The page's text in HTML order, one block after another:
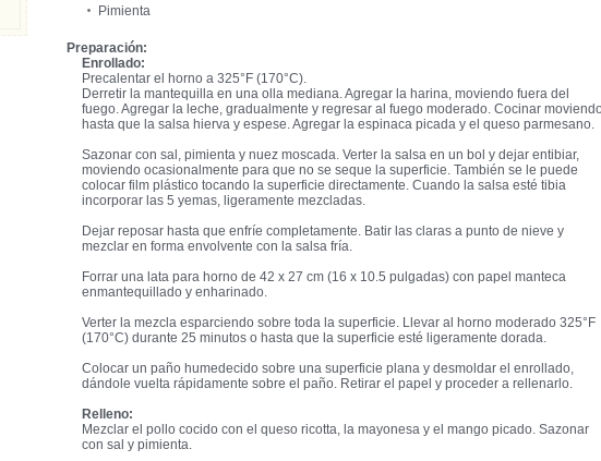
Pimienta
Preparación:
Enrollado:
Precalentar el horno a 325°F (170°C).
Derretir la mantequilla en una olla mediana. Agregar la harina, moviendo fuera del
fuego. Agregar la leche, gradualmente y regresar al fuego moderado. Cocinar
hasta que la salsa hierva y espese. Agregar la espinaca picada y el queso parmesano.
Sazonar con sal, pimienta y nuez moscada. Verter la salsa en un bol y dejar entibiar,
moviendo ocasionalmente para que no se seque la superficie. También se le puede
colocar film plástico tocando la superficie directamente. Cuando la salsa esté tibia
incorporar las 5 yemas, ligeramente mezcladas.
Dejar reposar hasta que enfríe completamente. Batir las claras a punto de nieve y
mezclar en forma envolvente con la salsa fría.
Forrar una lata para horno de 42 x 27 cm (16 x 10.5 pulgadas) con papel manteca
enmantequillado y enharinado.
Verter la mezcla esparciendo sobre toda la superficie. Llevar al horno moderado 325°F
(170°C) durante 25 minutos o hasta que la superficie esté ligeramente dorada.
Colocar un paño humedecido sobre una superficie plana y desmoldar el enrollado,
dándole vuelta rápidamente sobre el paño. Retirar el papel y proceder a rellenarlo.
Relleno:
Mezclar el pollo cocido con el queso ricotta, la mayonesa y el mango picado. Sazonar
con sal y pimienta.